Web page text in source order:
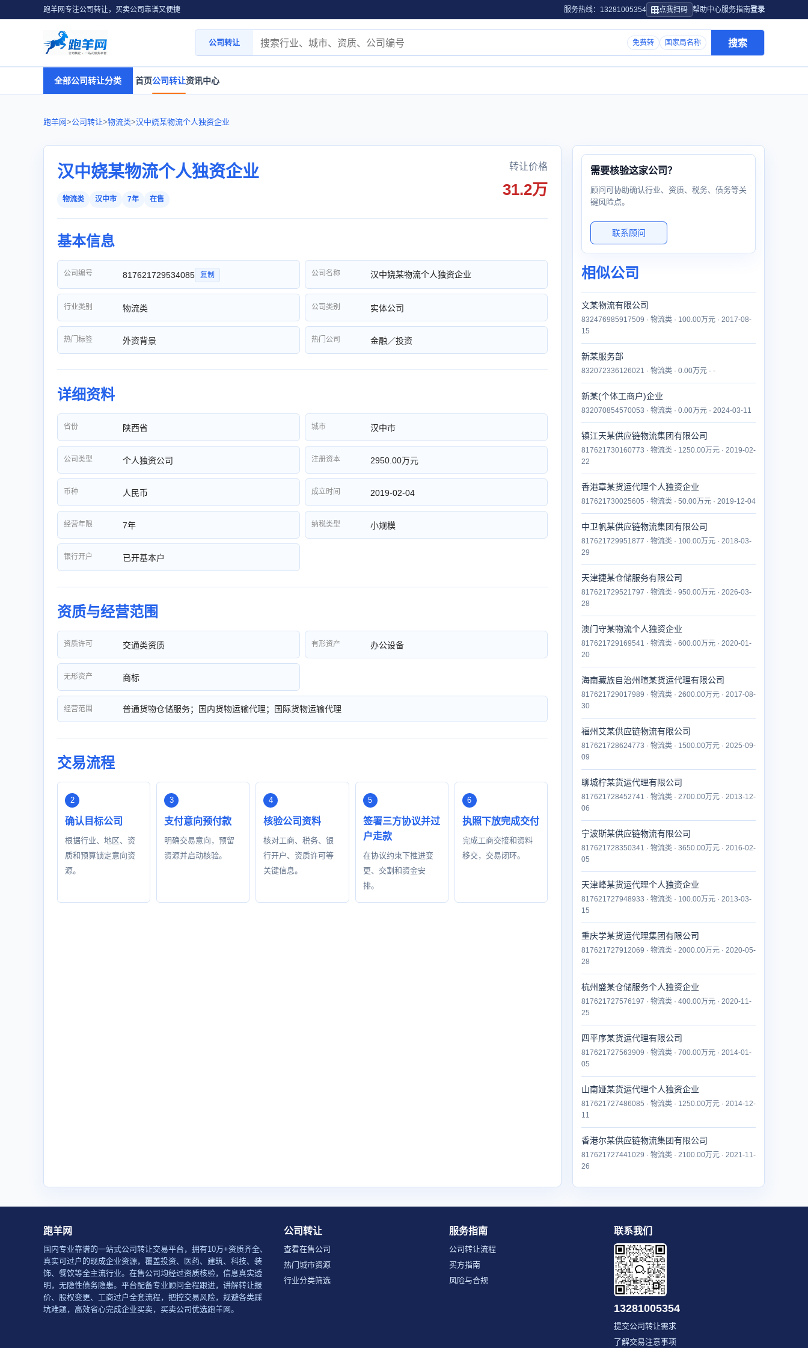
跑羊网专注公司转让，买卖公司靠谱又便捷 服务热线：13281005354 点我扫码 帮助中心服务指南登录
公司转让 免费转 国家局名称 搜索
全部公司转让分类 首页公司转让资讯中心
跑羊网>公司转让>物流类>汉中娆某物流个人独资企业
汉中娆某物流个人独资企业
物流类 汉中市 7年 在售
转让价格
31.2万
基本信息
公司编号 817621729534085 复制 公司名称 汉中娆某物流个人独资企业
行业类别 物流类 公司类别 实体公司
热门标签 外资背景 热门公司 金融／投资
详细资料
省份 陕西省 城市 汉中市
公司类型 个人独资公司 注册资本 2950.00万元
币种 人民币 成立时间 2019-02-04
经营年限 7年 纳税类型 小规模
银行开户 已开基本户
资质与经营范围
资质许可 交通类资质 有形资产 办公设备
无形资产 商标
经营范围 普通货物仓储服务；国内货物运输代理；国际货物运输代理
交易流程
确认目标公司
根据行业、地区、资
质和预算锁定意向资
源。
支付意向预付款
明确交易意向，预留
资源并启动核验。
核验公司资料
核对工商、税务、银
行开户、资质许可等
关键信息。
签署三方协议并过
户走款
在协议约束下推进变
更、交割和资金安
排。
执照下放完成交付
完成工商交接和资料
移交，交易闭环。
需要核验这家公司？
顾问可协助确认行业、资质、税务、债务等关
键风险点。
联系顾问
相似公司
文某物流有限公司
832476985917509 · 物流类 · 100.00万元 · 2017-08-
15
新某服务部
832072336126021 · 物流类 · 0.00万元 · -
新某(个体工商户)企业
832070854570053 · 物流类 · 0.00万元 · 2024-03-11
镇江天某供应链物流集团有限公司
817621730160773 · 物流类 · 1250.00万元 · 2019-02-
22
香港章某货运代理个人独资企业
817621730025605 · 物流类 · 50.00万元 · 2019-12-04
中卫帆某供应链物流集团有限公司
817621729951877 · 物流类 · 100.00万元 · 2018-03-
29
天津捷某仓储服务有限公司
817621729521797 · 物流类 · 950.00万元 · 2026-03-
28
澳门守某物流个人独资企业
817621729169541 · 物流类 · 600.00万元 · 2020-01-
20
海南藏族自治州暄某货运代理有限公司
817621729017989 · 物流类 · 2600.00万元 · 2017-08-
30
福州艾某供应链物流有限公司
817621728624773 · 物流类 · 1500.00万元 · 2025-09-
09
聊城柠某货运代理有限公司
817621728452741 · 物流类 · 2700.00万元 · 2013-12-
06
宁波斯某供应链物流有限公司
817621728350341 · 物流类 · 3650.00万元 · 2016-02-
05
天津峰某货运代理个人独资企业
817621727948933 · 物流类 · 100.00万元 · 2013-03-
15
重庆学某货运代理集团有限公司
817621727912069 · 物流类 · 2000.00万元 · 2020-05-
28
杭州盛某仓储服务个人独资企业
817621727576197 · 物流类 · 400.00万元 · 2020-11-
25
四平序某货运代理有限公司
817621727563909 · 物流类 · 700.00万元 · 2014-01-
05
山南娅某货运代理个人独资企业
817621727486085 · 物流类 · 1250.00万元 · 2014-12-
11
香港尔某供应链物流集团有限公司
817621727441029 · 物流类 · 2100.00万元 · 2021-11-
26
跑羊网
国内专业靠谱的一站式公司转让交易平台，拥有10万+资质齐全、
真实可过户的现成企业资源，覆盖投资、医药、建筑、科技、装
饰、餐饮等全主流行业。在售公司均经过资质核验，信息真实透
明，无隐性债务隐患。平台配备专业顾问全程跟进，讲解转让报
价、股权变更、工商过户全套流程，把控交易风险，规避各类踩
坑难题，高效省心完成企业买卖，买卖公司优选跑羊网。
公司转让
查看在售公司
热门城市资源
行业分类筛选
服务指南
公司转让流程
买方指南
风险与合规
联系我们
13281005354
提交公司转让需求
了解交易注意事项